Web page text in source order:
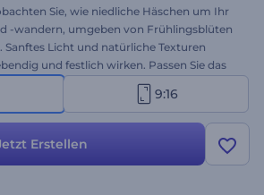
Sie, wie niedliche Häschen um Ihr
-wandern, umgeben von Frühlingsblüten
Sanftes Licht und natürliche Texturen
und festlich wirken. Passen Sie das
mit Ihrem Logo, Slogan oder Ihrer
für eine einzigartige Note. Perfekt für
Posts und vieles mehr. Jetzt ausprobieren!
9:16
Erstellen